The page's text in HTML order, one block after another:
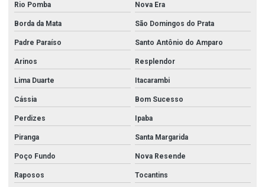
Válvula flangeada inox
Válvula gaveta 2 1 2
Válvula gaveta 3 polegadas
Válvula gaveta 4
Válvula gaveta 6 polegadas
Válvula gaveta flangeada
Valvula gaveta inox
Válvula globo 2
Rio Pomba Nova Era
Borda da Mata São Domingos do Prata
Padre Paraíso Santo Antônio do Amparo
Arinos Resplendor
Lima Duarte Itacarambi
Cássia Bom Sucesso
Perdizes Ipaba
Piranga Santa Margarida
Poço Fundo Nova Resende
Raposos Tocantins